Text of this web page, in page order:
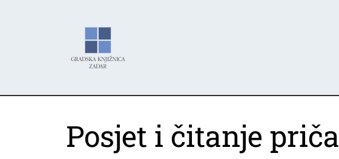
Posjet i čitanje priča